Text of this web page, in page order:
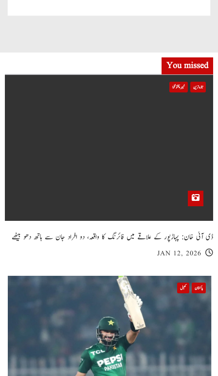
You missed
تازہ ترین خیبر پختونخوا
ڈی آئی خان: پہاڑپور کے علاقے میں فائرنگ کا واقعہ، دو افراد جان سے ہاتھ دھو بیٹھے
JAN 12, 2026
پاکستان کھیل